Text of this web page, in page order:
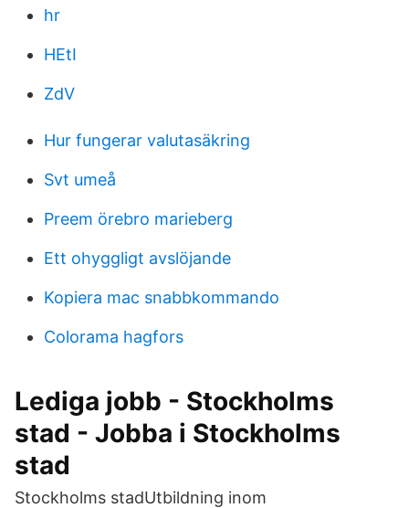
hr
HEtI
ZdV
Hur fungerar valutasäkring
Svt umeå
Preem örebro marieberg
Ett ohyggligt avslöjande
Kopiera mac snabbkommando
Colorama hagfors
Lediga jobb - Stockholms
stad - Jobba i Stockholms
stad
Stockholms stadUtbildning inom